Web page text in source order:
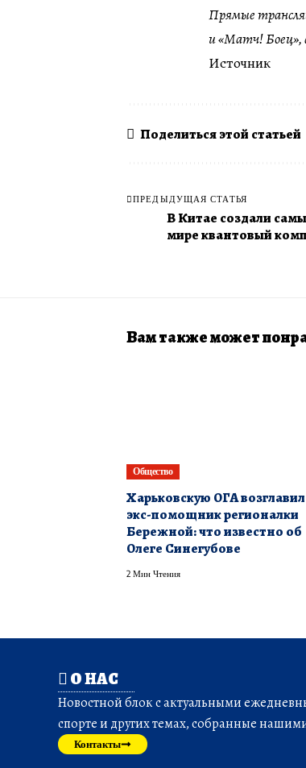
Прямые
и «Матч! Боец»,
Источник
Поделиться этой статьей
ПРЕДЫДУЩАЯ СТАТЬЯ
В Китае создали
мире квантовый
Вам также может
Общество
Харьковскую ОГА возглавил
экс-помощник регионалки
Бережной: что известно об
Олеге Синегубове
2 Мин Чтения
О НАС
Новостной блок с актуальными
спорте и других темах, собранные
Контакты